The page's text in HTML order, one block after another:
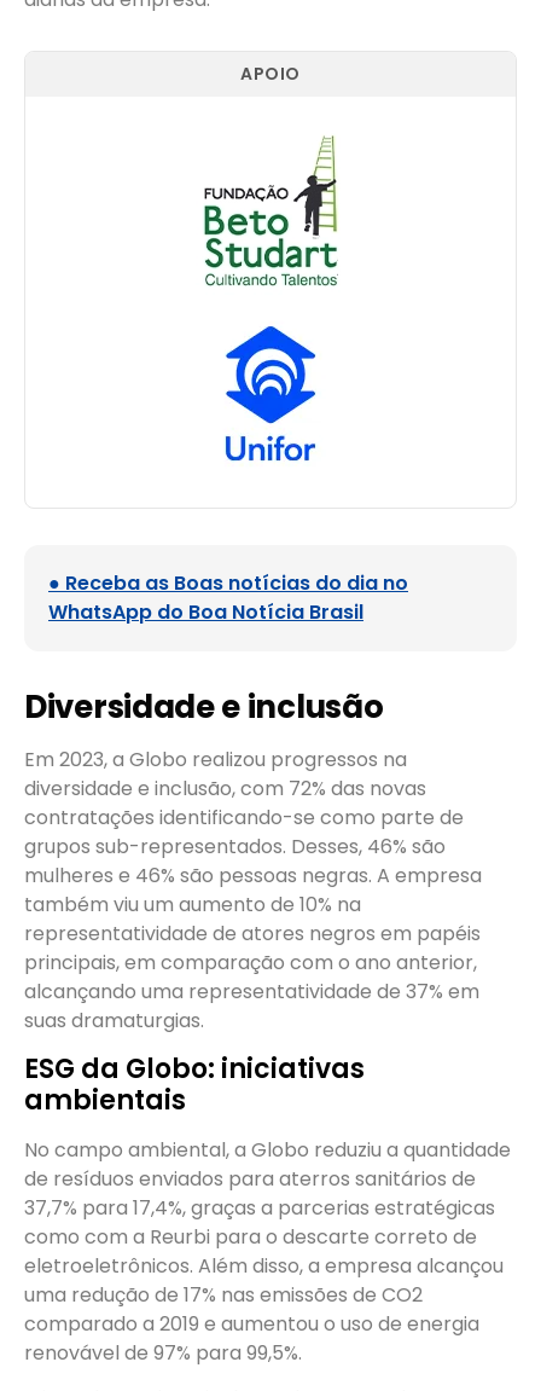
APOIO
● Receba as Boas notícias do dia no
WhatsApp do Boa Notícia Brasil
Diversidade e inclusão
Em 2023, a Globo realizou progressos na
diversidade e inclusão, com 72% das novas
contratações identificando-se como parte de
grupos sub-representados. Desses, 46% são
mulheres e 46% são pessoas negras. A empresa
também viu um aumento de 10% na
representatividade de atores negros em papéis
principais, em comparação com o ano anterior,
alcançando uma representatividade de 37% em
suas dramaturgias.
ESG da Globo: iniciativas
ambientais
No campo ambiental, a Globo reduziu a quantidade
de resíduos enviados para aterros sanitários de
37,7% para 17,4%, graças a parcerias estratégicas
como com a Reurbi para o descarte correto de
eletroeletrônicos. Além disso, a empresa alcançou
uma redução de 17% nas emissões de CO2
comparado a 2019 e aumentou o uso de energia
renovável de 97% para 99,5%.